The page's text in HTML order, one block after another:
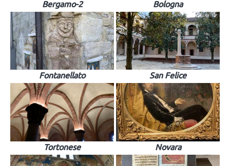
Bergamo-2 Bologna
Fontanellato San Felice
Tortonese Novara